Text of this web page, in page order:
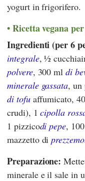
yogurt in frigorifero.
Ricetta vegana
Ingredienti (per 6
integrale, ½
polvere, 300 mldi
minerale gassata, un
di tofuaffumicato,
crudi), 1cipolla
1 pizzicodi pepe,
mazzetto di
Preparazione:
minerale e il sale in